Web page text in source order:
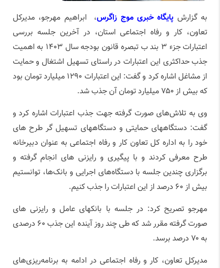
به گزارش پایگاه خبری موج زاگرس، ابراهیم مهرجو، مدیرکل
تعاون، کار و رفاه اجتماعی استان، در آخرین جلسه بررسی
اعتبارات جزء ۳ بند ب تبصره قانون بودجه سال ۱۴۰۳ به اهمیت
جذب حداکثری این اعتبارات در راستای تسهیل اشتغال و حمایت
از مشاغل اشاره کرد و گفت: این اعتبارات ۱۲۹۰ میلیارد تومان بود
که بیش از ۷۵۰ میلیارد تومان آن جذب شد.
وی به تلاش‌های صورت گرفته جهت جذب اعتبارات اشاره کرد و
گفت: دستگاههای حمایتی و دستگاههای تسهیل گر طرح های
خود را به اداره کل تعاون کار و رفاه اجتماعی به عنوان دبیرخانه
طرح معرفی کردند و با پیگیری و رایزنی های انجام گرفته و
برگزاری چندین جلسه با دستگاه‌های اجرایی و بانک‌ها، توانستیم
بیش از ۶۰ درصد از این اعتبارات را جذب کنیم.
مهرجو تصریح کرد: در جلسه با بانکهای عامل و رایزنی های
صورت گرفته مقرر شد که طی چند روز آینده این جذب ۶۰ درصدی
به ۷۰ درصد برسد.
مدیرکل تعاون، کار و رفاه اجتماعی در ادامه به برنامه‌ریزی‌های